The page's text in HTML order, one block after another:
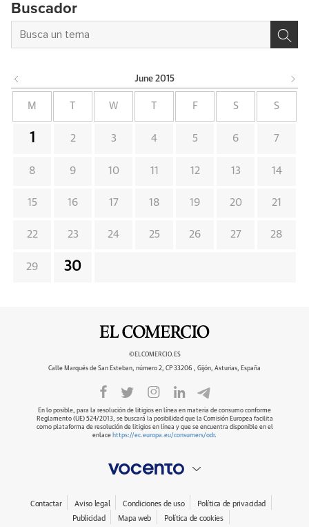
Buscador
June 2015
M W F S S
1 2 3 4 5 6 7
8 9 10 11 12 13 14
15 16 17 18 19 20 21
22 23 24 25 26 27 28
29 30
©ELCOMERCIO.ES
Calle Marqués de San Esteban, número 2, CP 33206 , Gijón, Asturias, España
En lo posible, para la resolución de litigios en línea en materia de consumo conforme
Reglamento (UE) 524/2013, se buscará la posibilidad que la Comisión Europea facilita
como plataforma de resolución de litigios en línea y que se encuentra disponible en el
enlace https://ec.europa.eu/consumers/odr.
Contactar Aviso legal Condiciones de uso
Política de privacidad
Publicidad
Mapa web Política de cookies